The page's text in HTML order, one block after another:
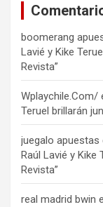
boomerang
Lavié y Kike
Revista”
Wplaychile.Com/
Teruel brillarán
juegalo apuestas
Raúl Lavié y Kike
Revista”
real madrid bwin